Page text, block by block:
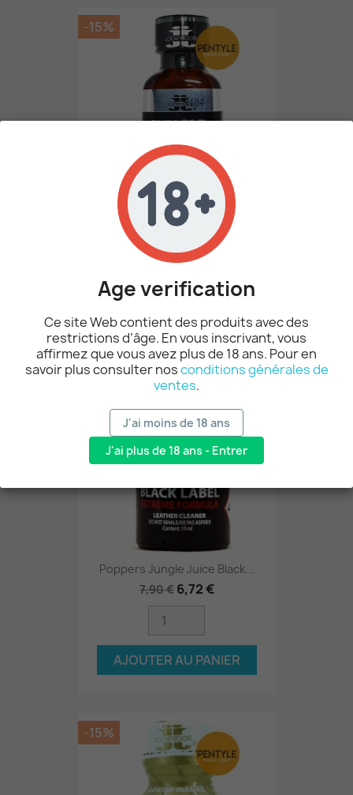
Poppers Jungle Juice Black...
11,90 €
10,12 €
-15%
Poppers Jungle Juice Black...
7,90 € 6,72 €
AJOUTER AU PANIER
-15%
-15%
Age verification
Ce site Web contient des produits avec des
restrictions d’âge. En vous inscrivant, vous
affirmez que vous avez plus de 18 ans. Pour en
savoir plus consulter nosconditions générales de
ventes.
J'ai moins de 18 ans
J'ai plus de 18 ans - Entrer